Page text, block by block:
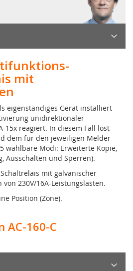
mit
eigenständiges Gerät installiert
unidirektionaler
15x reagiert. In diesem Fall löst
dem für den jeweiligen Melder
wählbare Modi: Erweiterte Kopie,
Ausschalten und Sperren).
mit galvanischer
230V/16A-Leistungslasten.
Position (Zone).
AC-160-C